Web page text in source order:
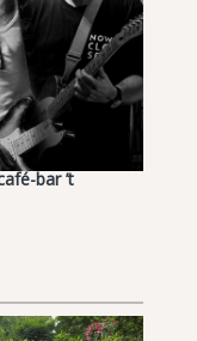
bar ’t